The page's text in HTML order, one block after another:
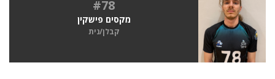
#78
מקסים פישקין
קבלן/נית